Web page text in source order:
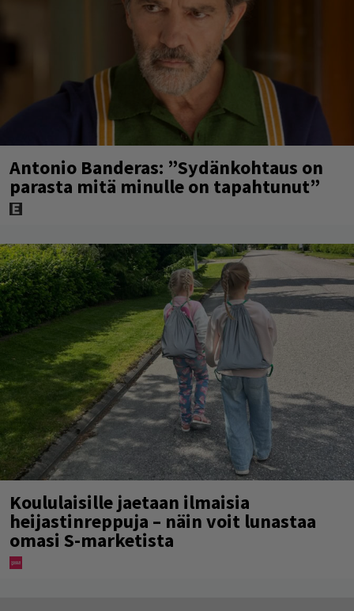
Antonio Banderas: ”Sydänkohtaus on
parasta mitä minulle on tapahtunut”
Koululaisille jaetaan ilmaisia
heijastinreppuja – näin voit lunastaa
omasi S-marketista